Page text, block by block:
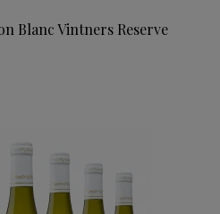
Blanc Vintners Reserve